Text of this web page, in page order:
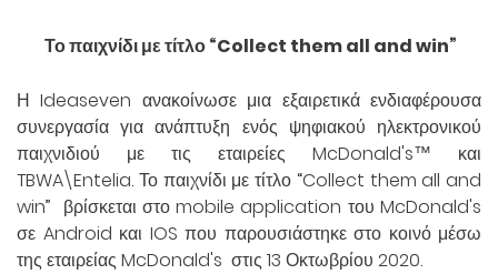
Το παιχνίδι με τίτλο “Collect them all and win”
Η Ideaseven ανακοίνωσε μια εξαιρετικά ενδιαφέρουσα
συνεργασία για ανάπτυξη ενός ψηφιακού ηλεκτρονικού
παιχνιδιού με τις εταιρείες McDonald's™ και
TBWA\Entelia. Το παιχνίδι με τίτλο “Collect them all and
win” βρίσκεται στο mobile application του McDonald's
σε Android και IOS που παρουσιάστηκε στο κοινό μέσω
της εταιρείας McDonald's στις 13 Οκτωβρίου 2020.